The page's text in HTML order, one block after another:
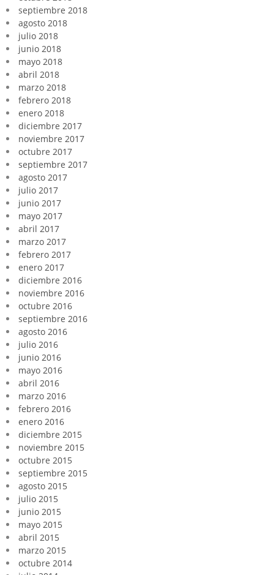
septiembre 2018
agosto 2018
julio 2018
junio 2018
mayo 2018
abril 2018
marzo 2018
febrero 2018
enero 2018
diciembre 2017
noviembre 2017
octubre 2017
septiembre 2017
agosto 2017
julio 2017
junio 2017
mayo 2017
abril 2017
marzo 2017
febrero 2017
enero 2017
diciembre 2016
noviembre 2016
octubre 2016
septiembre 2016
agosto 2016
julio 2016
junio 2016
mayo 2016
abril 2016
marzo 2016
febrero 2016
enero 2016
diciembre 2015
noviembre 2015
octubre 2015
septiembre 2015
agosto 2015
julio 2015
junio 2015
mayo 2015
abril 2015
marzo 2015
octubre 2014